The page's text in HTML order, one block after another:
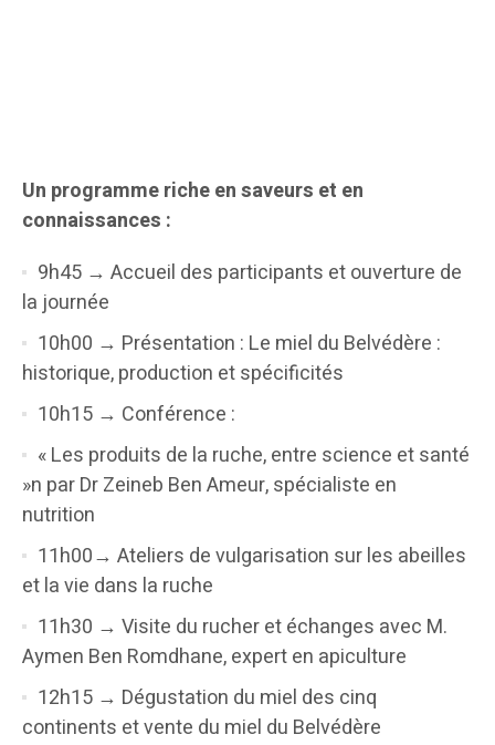
Un programme riche en saveurs et en
connaissances :
9h45 → Accueil des participants et ouverture de
la journée
10h00 → Présentation : Le miel du Belvédère :
historique, production et spécificités
10h15 → Conférence :
« Les produits de la ruche, entre science et santé
»n par Dr Zeineb Ben Ameur, spécialiste en
nutrition
11h00→ Ateliers de vulgarisation sur les abeilles
et la vie dans la ruche
11h30 → Visite du rucher et échanges avec M.
Aymen Ben Romdhane, expert en apiculture
12h15 → Dégustation du miel des cinq
continents et vente du miel du Belvédère